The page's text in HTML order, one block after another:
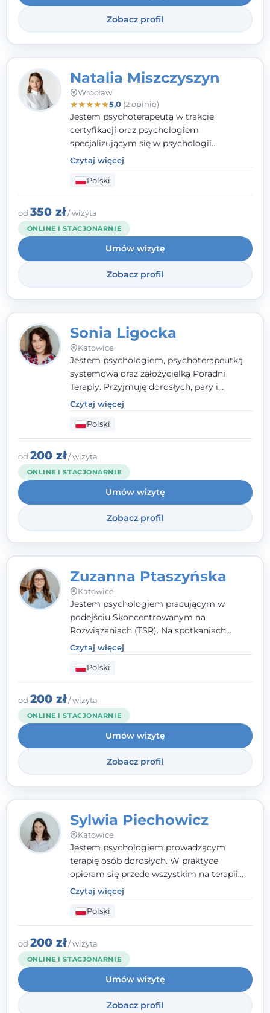
Zobacz profil
Natalia Miszczyszyn
Wrocław
★★★★★5,0(2 opinie)
Jestem psychoterapeutą w trakcie
certyfikacji oraz psychologiem
specjalizującym się w psychologii
klinicznej. Ukończyłam również studia
podyplomowe z Praktycznej Diagnozy
Psychologicznej. Aktywnie uczestniczę w
działalności Polskiego Towarzystwa
Psychiatrycznego oraz Polskiego
Towarzystwa Psychologicznego, a także
jestem członkiem nadzwyczajnym
Wielkopolskiego Towarzystwa Terapii
Systemowej.
Czytaj więcej
Polski
od 350 zł/ wizyta
ONLINE I STACJONARNIE
Umów wizytę
Zobacz profil
Sonia Ligocka
Katowice
Jestem psychologiem, psychoterapeutką
systemową oraz założycielką Poradni
Teraply. Przyjmuję dorosłych, pary i
rodziny, dobierając metody do
indywidualnych zasobów pacjenta. Wierzę
w drzemiące w Tobie zasoby, które
pozwolą Ci wyjść z kryzysu - a jeśli jeszcze
ich nie widzisz, pomogę Ci je odsłonić.
Czytaj więcej
Polski
od 200 zł/ wizyta
ONLINE I STACJONARNIE
Umów wizytę
Zobacz profil
Zuzanna Ptaszyńska
Katowice
Jestem psychologiem pracującym w
podejściu Skoncentrowanym na
Rozwiązaniach (TSR). Na spotkaniach
pracuję w sposób dopasowany do Ciebie -
nawet jeśli na starcie nie wiesz dokładnie,
czego potrzebujesz, odkrywamy to razem,
krok po kroku. Towarzyszę dorosłym oraz
młodzieży od 13. roku życia.
Czytaj więcej
Polski
od 200 zł/ wizyta
ONLINE I STACJONARNIE
Umów wizytę
Zobacz profil
Sylwia Piechowicz
Katowice
Jestem psychologiem prowadzącym
terapię osób dorosłych. W praktyce
opieram się przede wszystkim na terapii
poznawczo-behawioralnej (CBT), a także na
podejściu skoncentrowanym na
rozwiązaniach (TSR) oraz Racjonalnej
Terapii Zachowania (RTZ). Dużą wagę
przykładam do relacji opartej na empatii,
poczuciu bezpieczeństwa i wzajemnym
zrozumieniu.
Czytaj więcej
Polski
od 200 zł/ wizyta
ONLINE I STACJONARNIE
Umów wizytę
Zobacz profil